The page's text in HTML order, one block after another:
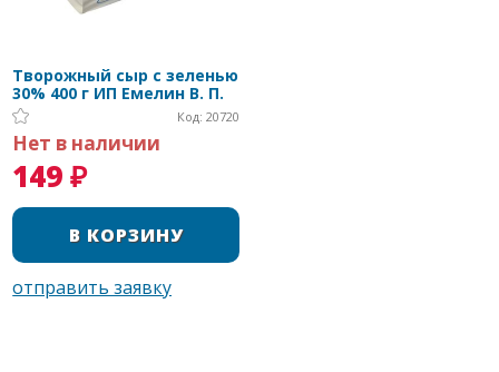
Творожный сыр с зеленью
30% 400 г ИП Емелин В. П.
Код: 20720
Нет в наличии
149 ₽